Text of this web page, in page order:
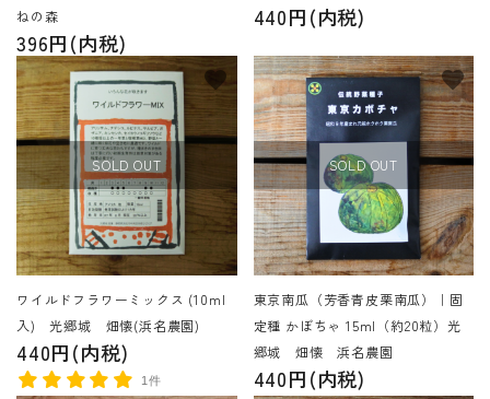
ねの森
396円(内税)
440円(内税)
SOLD OUT
ワイルドフラワーミックス (10ml
入) 光郷城 畑懐(浜名農園)
440円(内税)
1件
favorite
SOLD OUT
東京南瓜（芳香青皮栗南瓜）｜固
定種 かぼちゃ 15ml（約20粒）光
郷城 畑懐 浜名農園
440円(内税)
favorite